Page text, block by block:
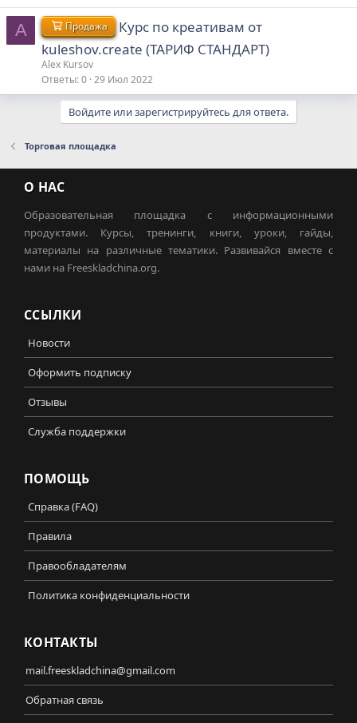
A Продажа
Курс по креативам от
kuleshov.create (ТАРИФ СТАНДАРТ)
Alex Kursov
Ответы 0 29 Июл 2022
Войдите или зарегистрируйтесь для ответа.
Торговая площадка
О НАС
Образовательная площадка с информационными
продуктами. Курсы, тренинги, книги, уроки, гайды,
материалы на различные тематики. Развивайся вместе с
нами на Freeskladchina.org.
ССЫЛКИ
Новости
Оформить подписку
Отзывы
Служба поддержки
ПОМОЩЬ
Справка (FAQ)
Правила
Правообладателям
Политика конфиденциальности
КОНТАКТЫ
mail.freeskladchina@gmail.com
Обратная связь